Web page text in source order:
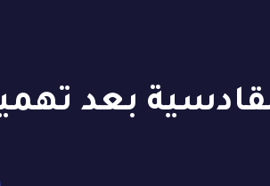
بعد